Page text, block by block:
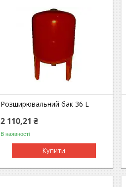
Розширювальний бак 36 L
2 110,21 ₴
В наявності
Купити